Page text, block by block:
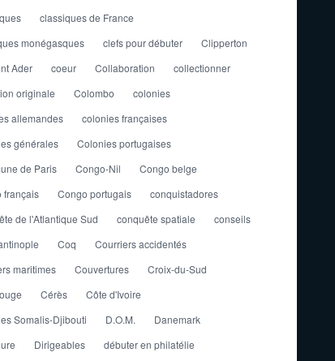
classiques de France
monégasques
clefs pour débuter
Clipperton
Ader
coeur Collaboration
collectionner
originale
Colombo
colonies
allemandes
colonies françaises
générales
Colonies portugaises
de Paris
Congo-Nil
Congo belge
français
Congo portugais
conquistadores
de l'Atlantique Sud
conquête spatiale
conseils
Coq
Courriers accidentés
maritimes
Couvertures
Croix-du-Sud
Cérès
Côte d'Ivoire
Somalis-Djibouti
D.O.M.
Danemark
Dirigeables
débuter en philatélie